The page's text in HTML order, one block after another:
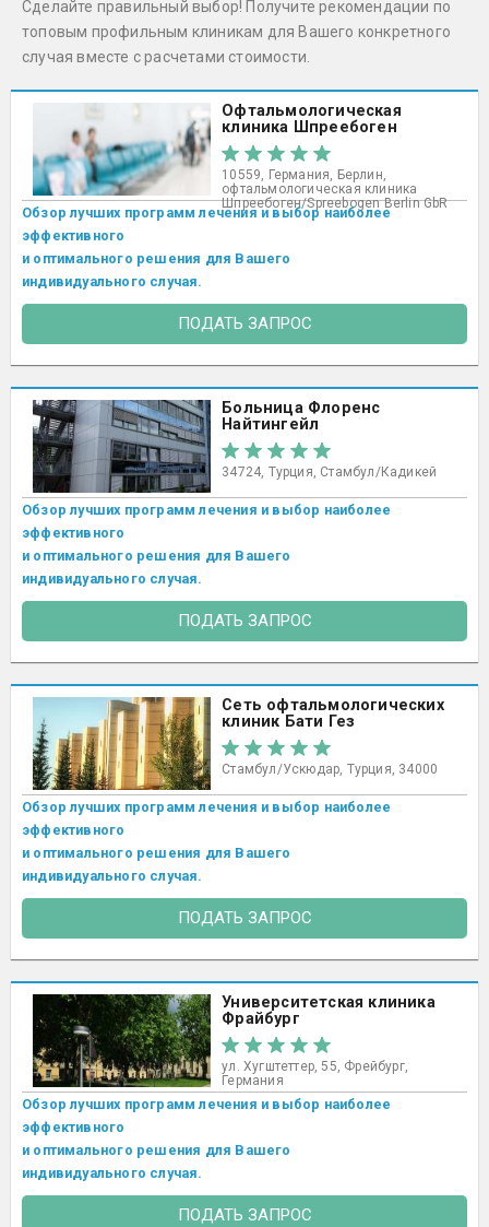
Сделайте правильный выбор! Получите рекомендации по
топовым профильным клиникам для Вашего конкретного
случая вместе с расчетами стоимости.
Офтальмологическая
клиника Шпреебоген
10559, Германия, Берлин,
офтальмологическая клиника
Шпреебоген/Spreebogen Berlin GbR
Обзор лучших программ лечения и выбор наиболее
эффективного
и оптимального решения для Вашего
индивидуального случая.
ПОДАТЬ ЗАПРОС
Больница Флоренс
Найтингейл
34724, Турция, Стамбул/Кадикей
Обзор лучших программ лечения и выбор наиболее
эффективного
и оптимального решения для Вашего
индивидуального случая.
ПОДАТЬ ЗАПРОС
Сеть офтальмологических
клиник Бати Гез
Стамбул/Ускюдар, Турция, 34000
Обзор лучших программ лечения и выбор наиболее
эффективного
и оптимального решения для Вашего
индивидуального случая.
ПОДАТЬ ЗАПРОС
Университетская клиника
Фрайбург
ул. Хугштеттер, 55, Фрейбург,
Германия
Обзор лучших программ лечения и выбор наиболее
эффективного
и оптимального решения для Вашего
индивидуального случая.
ПОДАТЬ ЗАПРОС